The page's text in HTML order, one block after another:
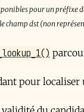
pour un préfixe
champ dst (non
pour localiser